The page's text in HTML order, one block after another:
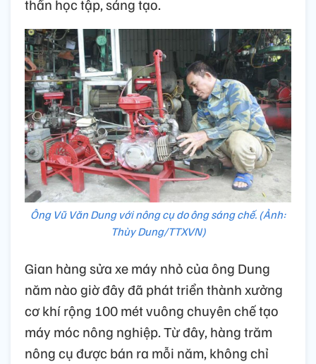
thần học tập, sáng tạo.
Ông Vũ Văn Dung với nông cụ do ông sáng chế. (Ảnh:
Thùy Dung/TTXVN)
Gian hàng sửa xe máy nhỏ của ông Dung
năm nào giờ đây đã phát triển thành xưởng
cơ khí rộng 100 mét vuông chuyên chế tạo
máy móc nông nghiệp. Từ đây, hàng trăm
nông cụ được bán ra mỗi năm, không chỉ